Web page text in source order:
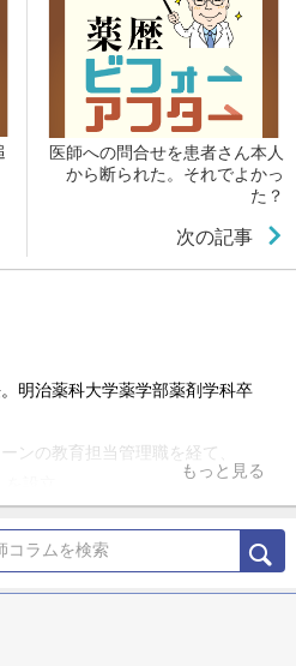
医師への問合せを患者さん本人
から断られた。それでよかっ
た？
次の記事
明治薬科大学薬学部薬剤学科卒
ンの教育担当管理職を経て、
力的な活動を行っている。 2002
」は、2021年に「一般社団法人
る。
もっと見る